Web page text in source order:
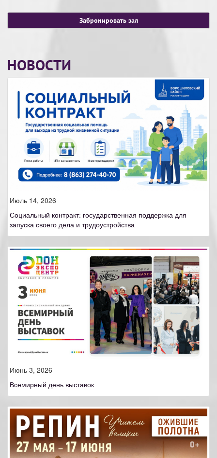
Забронировать зал
НОВОСТИ
Июль 14, 2026
Социальный контракт: государственная поддержка для
запуска своего дела и трудоустройства
Июнь 3, 2026
Всемирный день выставок